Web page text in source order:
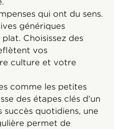
qui ont du sens.
génériques
Choisissez des
vos
culture et votre
comme les petites
des étapes clés d'un
quotidiens, une
permet de